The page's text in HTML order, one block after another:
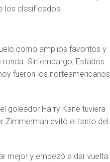
los clasificados.
como amplios favoritos y
Sin embargo, Estados
fueron los norteamericanos
goleador Harry Kane tuviera
Zimmerman evitó el tanto del
mejor y empezó a dar vuelta